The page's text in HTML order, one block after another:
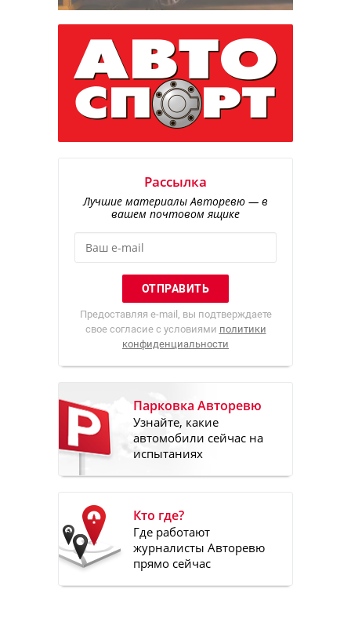
Рассылка
Лучшие материалы Авторевю — в
вашем почтовом ящике
Предоставляя e-mail, вы подтверждаете
свое согласие с условиями политики
конфиденциальности
Парковка Авторевю
Узнайте, какие
автомобили сейчас на
испытаниях
Кто где?
Где работают
журналисты Авторевю
прямо сейчас